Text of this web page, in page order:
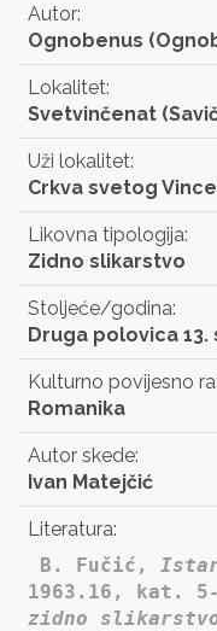
Autor:
Ognobenus
Lokalitet:
Svetvinčenat
Uži lokalitet:
Crkva svetog
Likovna tipologija:
Zidno slikarstvo
Stoljeće/godina:
Druga polovica
Kulturno povijesno
Romanika
Autor skede:
Ivan Matejčić
Literatura:
B. Fučić,
1963.16, kat.
zidno